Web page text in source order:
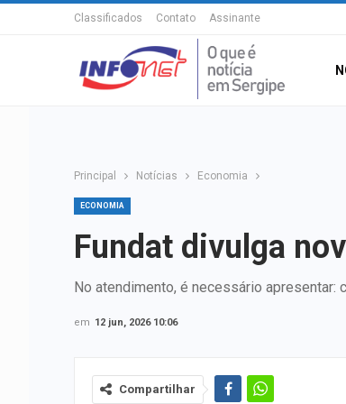
Classificados Contato Assinante
Principal Notícias Economia
ECONOMIA
Fundat divulga
No atendimento, é necessário apresentar:
em 12 jun, 2026 10:06
Compartilhar